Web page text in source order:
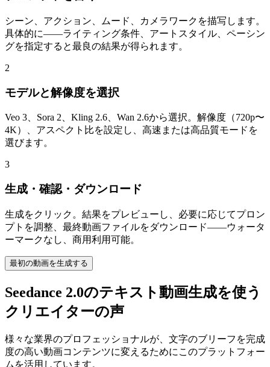
シーン、アクション、ムード、カメラワークを描写します。
具体的に——ライティング条件、アートスタイル、ペーシン
グを指定すると最良の結果が得られます。
2
モデルと解像度を選択
Veo 3、Sora 2、Kling 2.6、Wan 2.6から選択。解像度（720p〜
4K）、アスペクト比を設定し、高速または高品質モードを
選びます。
3
生成・確認・ダウンロード
生成をクリック。結果をプレビューし、必要に応じてプロン
プトを調整、最終動画ファイルをダウンロード——ウォータ
ーマークなし、商用利用可能。
最初の動画を生成する
Seedance 2.0のテキスト動画生成を使う
クリエイターの声
様々な業界のプロフェッショナルが、文字のブリーフを完成
度の高い動画コンテンツに変えるためにこのプラットフォー
ムを活用しています。